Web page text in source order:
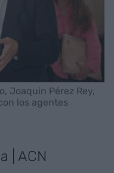
Joaquin Pérez Rey,
los agentes
| ACN